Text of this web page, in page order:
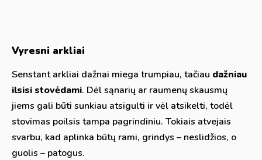
Vyresni arkliai
Senstant arkliai dažnai miega trumpiau, tačiau dažniau
ilsisi stovėdami. Dėl sąnarių ar raumenų skausmų
jiems gali būti sunkiau atsigulti ir vėl atsikelti, todėl
stovimas poilsis tampa pagrindiniu. Tokiais atvejais
svarbu, kad aplinka būtų rami, grindys – neslidžios, o
guolis – patogus.